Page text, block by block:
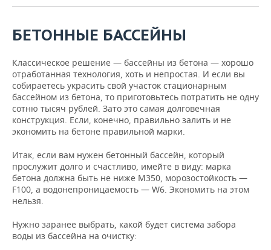
ФИГУРНОЕ КАТАНИЕ
ВОДНЫЕ ВИДЫ СПОРТА
ХОККЕЙ С МЯЧОМ
МЕДИЦИНА
ОБРАЗОВАНИЕ
ПРОИСШЕСТВИЯ
БЕТОННЫЕ БАССЕЙНЫ
Классическое решение — бассейны из бетона — хорошо
отработанная технология, хоть и непростая. И если вы
собираетесь украсить свой участок стационарным
бассейном из бетона, то приготовьтесь потратить не одну
сотню тысяч рублей. Зато это самая долговечная
конструкция. Если, конечно, правильно залить и не
экономить на бетоне правильной марки.
Итак, если вам нужен бетонный бассейн, который
прослужит долго и счастливо, имейте в виду: марка
бетона должна быть не ниже М350, морозостойкость —
F100, а водонепроницаемость — W6. Экономить на этом
нельзя.
Нужно заранее выбрать, какой будет система забора
воды из бассейна на очистку: